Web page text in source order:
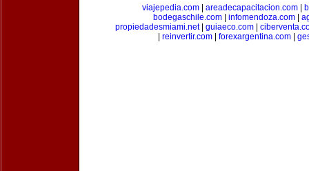
viajepedia.com| areadecapacitacion.com|
bodegaschile.com| infomendoza.com|
propiedadesmiami.net| guiaeco.com|
reinvertir.com| forexargentina.com|